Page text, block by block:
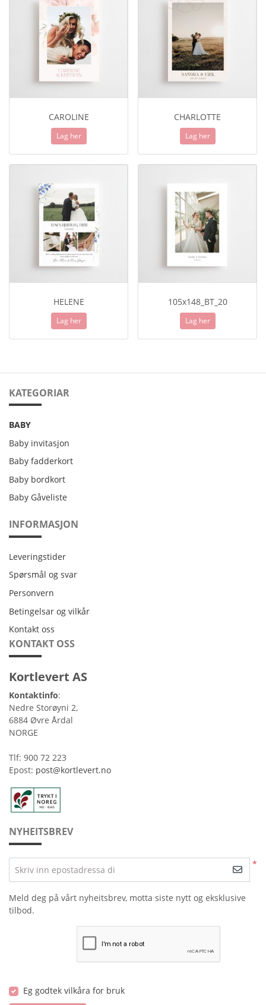
CAROLINE
Lag her
CHARLOTTE
Lag her
HELENE
Lag her
105x148_BT_20
Lag her
KATEGORIAR
BABY
Baby invitasjon
Baby fadderkort
Baby bordkort
Baby Gåveliste
INFORMASJON
Leveringstider
Leveringstider
Spørsmål og svar
Personvern
Personvern
Betingelsar og vilkår
Betingelsar og vilkår
Kontakt oss
Kontakt oss
KONTAKT OSS
Kortlevert AS
Kontaktinfo:
Nedre Storøyni 2,
6884 Øvre Årdal
NORGE
Tlf: 900 72 223
Epost: post@kortlevert.no
NYHEITSBREV
*
Skriv inn epostadressa di
Meld deg på vårt nyheitsbrev, motta siste nytt og eksklusive
tilbod.
Eg godtek vilkåra for bruk